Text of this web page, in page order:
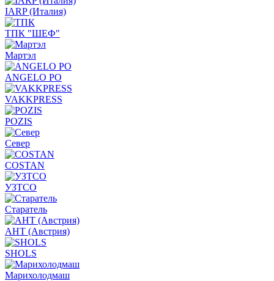
IARP (Италия)
ТПК "ШЕФ"
Мартэл
ANGELO PO
VAKKPRESS
POZIS
Север
COSTAN
УЗТСО
Старатель
АНТ (Австрия)
SHOLS
Марихолодмаш